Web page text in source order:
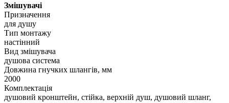
Змішувачі
Призначення
для душу
Тип монтажу
настінний
Вид змішувача
душова система
Довжина гнучких шлангів, мм
2000
Комплектація
душовий кронштейн, стійка, верхній душ, душовий шланг,